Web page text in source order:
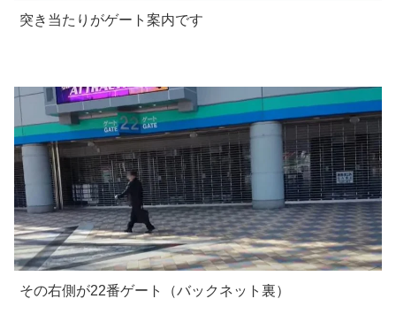
突き当たりがゲート案内です
その右側が22番ゲート（バックネット裏）